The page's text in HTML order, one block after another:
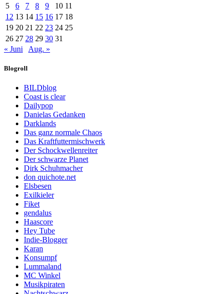
5
6 7 8 9 10 11
12 13 14 15 16 17 18
19 20 21 22 23 24 25
26 27 28 29 30 31
« Juni
Aug. »
Blogroll
BILDblog
Coast is clear
Dailypop
Danielas Gedanken
Darklands
Das ganz normale Chaos
Das Kraftfuttermischwerk
Der Schockwellenreiter
Der schwarze Planet
Dirk Schuhmacher
don quichote.net
Elsbesen
Exilkieler
Fiket
gendalus
Haascore
Hey Tube
Indie-Blogger
Karan
Konsumpf
Lummaland
MC Winkel
Musikpiraten